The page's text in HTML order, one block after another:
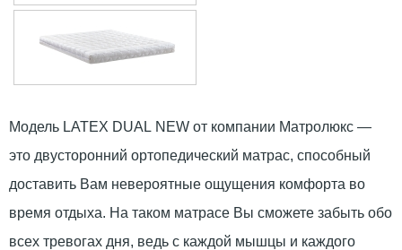
Модель LATEX DUAL NEW от компании Матролюкс —
это двусторонний ортопедический матрас, способный
доставить Вам невероятные ощущения комфорта во
время отдыха. На таком матрасе Вы сможете забыть обо
всех тревогах дня, ведь с каждой мышцы и каждого